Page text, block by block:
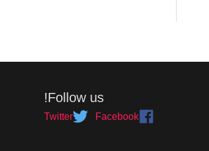
Follow us!
Facebook
Twitter